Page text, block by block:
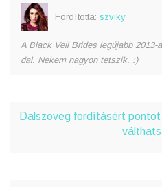
Fordította: szviky
A Black Veil Brides legújabb 2013-
dal. Nekem nagyon tetszik. :)
Dalszöveg fordításért